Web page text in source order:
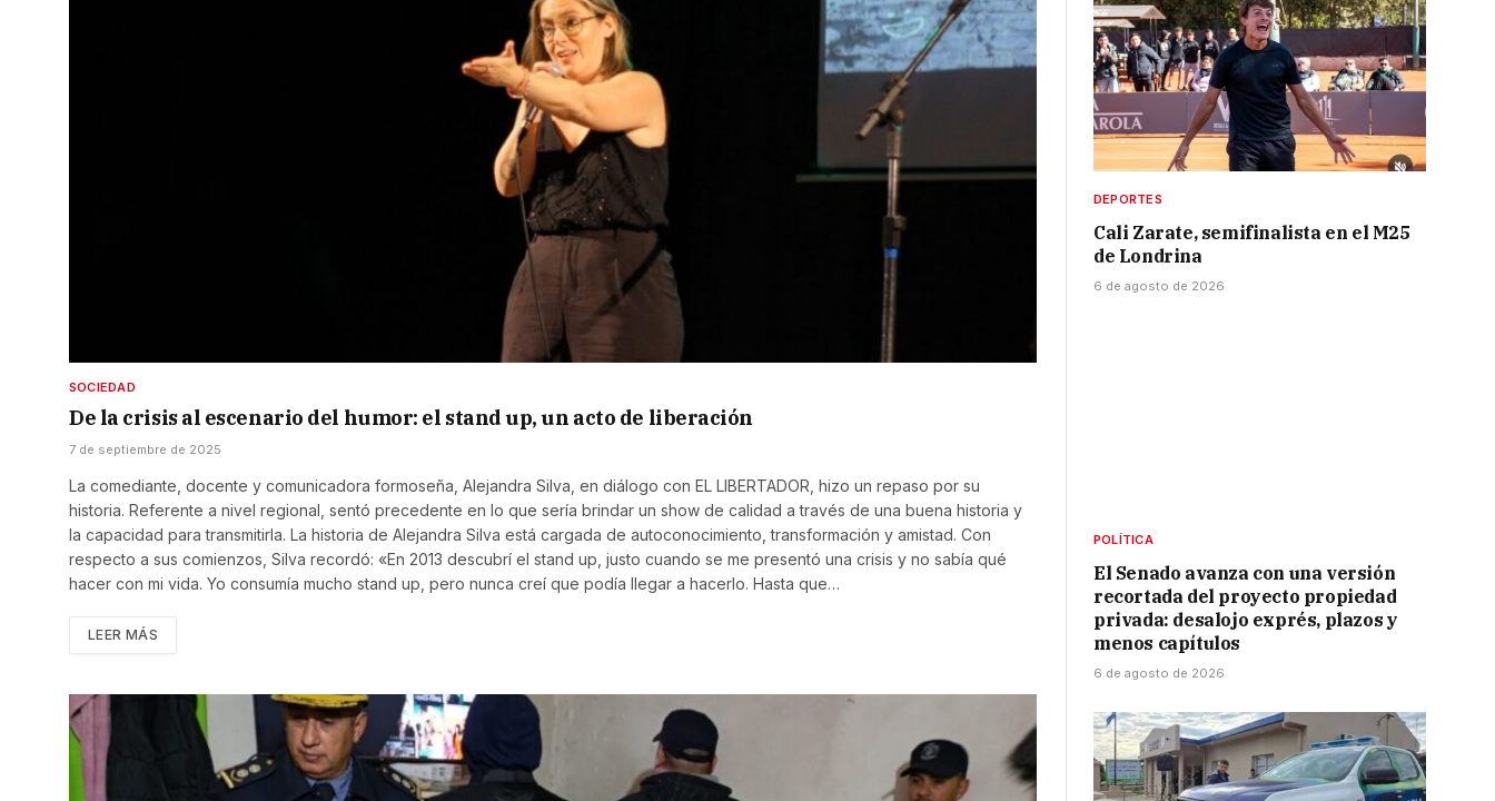
SOCIEDAD
De la crisis al escenario del humor: el stand up, un acto de liberación
7 de septiembre de 2025
La comediante, docente y comunicadora formoseña, Alejandra Silva, en diálogo con EL LIBERTADOR, hizo un repaso por su
historia. Referente a nivel regional, sentó precedente en lo que sería brindar un show de calidad a través de una buena historia y
la capacidad para transmitirla. La historia de Alejandra Silva está cargada de autoconocimiento, transformación y amistad. Con
respecto a sus comienzos, Silva recordó: «En 2013 descubrí el stand up, justo cuando se me presentó una crisis y no sabía qué
hacer con mi vida. Yo consumía mucho stand up, pero nunca creí que podía llegar a hacerlo. Hasta que…
LEER MÁS
DEPORTES
Cali Zarate, semifinalista en el M25
de Londrina
6 de agosto de 2026
POLÍTICA
El Senado avanza con una versión
recortada del proyecto propiedad
privada: desalojo exprés, plazos y
menos capítulos
6 de agosto de 2026